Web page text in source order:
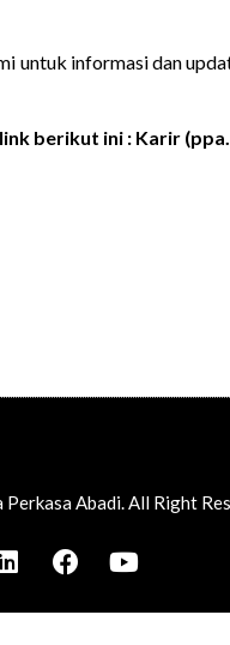
untuk informasi dan
berikut ini : Karir
Abadi. All Right